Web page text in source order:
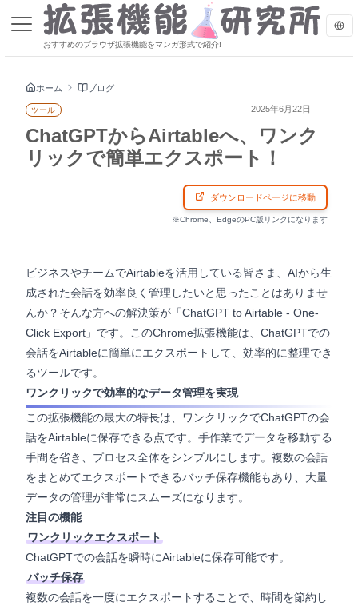
おすすめのブラウザ拡張機能をマンガ形式で紹介!
ホーム ブログ
ツール 2025年6月22日
ChatGPTからAirtableへ、ワンク
リックで簡単エクスポート！
ダウンロードページに移動
※Chrome、EdgeのPC版リンクになります
ビジネスやチームでAirtableを活用している皆さま、AIから生
成された会話を効率良く管理したいと思ったことはありませ
んか？そんな方への解決策が「ChatGPT to Airtable - One-
Click Export」です。このChrome拡張機能は、ChatGPTでの
会話をAirtableに簡単にエクスポートして、効率的に整理でき
るツールです。
ワンクリックで効率的なデータ管理を実現
この拡張機能の最大の特長は、ワンクリックでChatGPTの会
話をAirtableに保存できる点です。手作業でデータを移動する
手間を省き、プロセス全体をシンプルにします。複数の会話
をまとめてエクスポートできるバッチ保存機能もあり、大量
データの管理が非常にスムーズになります。
注目の機能
ワンクリックエクスポート
ChatGPTでの会話を瞬時にAirtableに保存可能です。
バッチ保存
複数の会話を一度にエクスポートすることで、時間を節約し